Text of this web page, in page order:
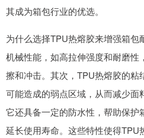
其成为箱包行业的优选。
为什么选择TPU热熔胶来增强箱包
机械性能，如高拉伸强度和耐磨
擦和冲击。其次，TPU热熔胶的
可能造成的弱点区域，从而减少面
它还具备一定的防水性，帮助保护
延长使用寿命。这些特性使得TPU